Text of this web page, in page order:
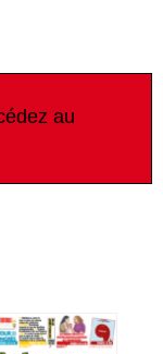
au